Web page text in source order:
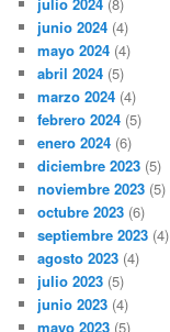
junio 2024 (4)
mayo 2024 (4)
abril 2024 (5)
marzo 2024 (4)
febrero 2024 (5)
enero 2024 (6)
diciembre 2023 (5)
noviembre 2023 (5)
octubre 2023 (6)
septiembre 2023 (4)
agosto 2023 (4)
julio 2023 (5)
junio 2023 (4)
mayo 2023 (5)